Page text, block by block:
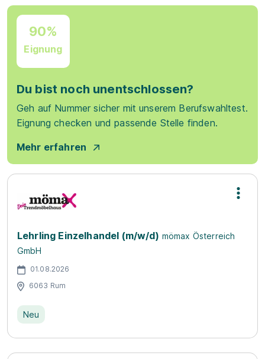
90%
Eignung
Du bist noch unentschlossen?
Geh auf Nummer sicher mit unserem Berufswahltest.
Eignung checken und passende Stelle finden.
Mehr erfahren
Lehrling Einzelhandel (m/w/d) mömax Österreich
GmbH
01.08.2026
6063 Rum
Neu